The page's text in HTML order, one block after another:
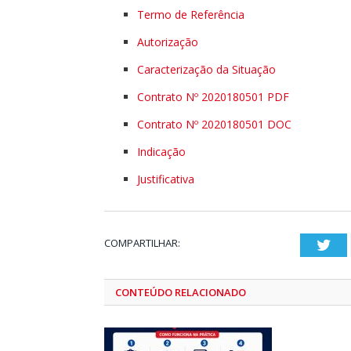
Termo de Referência
Autorização
Caracterização da Situação
Contrato Nº 2020180501 PDF
Contrato Nº 2020180501 DOC
Indicação
Justificativa
COMPARTILHAR:
CONTEÚDO RELACIONADO